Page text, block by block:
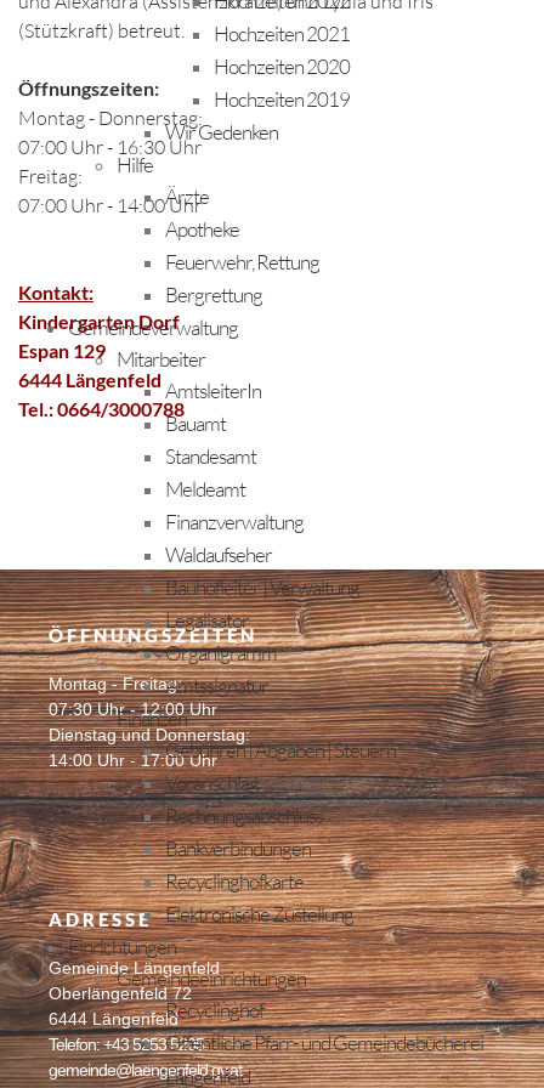
Hochzeiten 2021
Hochzeiten 2020
Hochzeiten 2019
Wir Gedenken
Hilfe
Ärzte
Apotheke
Feuerwehr, Rettung
Bergrettung
Gemeindeverwaltung
Mitarbeiter
AmtsleiterIn
Bauamt
Standesamt
Meldeamt
Finanzverwaltung
Waldaufseher
Bauhofleiter | Verwaltung
Legalisator
Organigramm
Amtssignatur
Finanzen
Gebühren | Abgaben | Steuern
Voranschlag
Rechnungsabschluss
Bankverbindungen
Recyclinghofkarte
Elektronische Zustellung
Einrichtungen
Gemeindeeinrichtungen
Recyclinghof
Öffentliche Pfarr- und Gemeindebücherei
Längenfeld
(Stützkraft) betreut.
Öffnungszeiten:
Montag - Donnerstag:
07:00 Uhr - 16:30 Uhr
Freitag:
07:00 Uhr - 14:00 Uhr
Kontakt:
Kindergarten Dorf
Espan 129
6444 Längenfeld
Tel.: 0664/3000788
ÖFFNUNGSZEITEN
Montag - Freitag:
07:30 Uhr - 12:00 Uhr
Dienstag und Donnerstag:
14:00 Uhr - 17:00 Uhr
ADRESSE
Gemeinde Längenfeld
Oberlängenfeld 72
6444 Längenfeld
Telefon: +43 5253 5205
gemeinde@laengenfeld.gv.at